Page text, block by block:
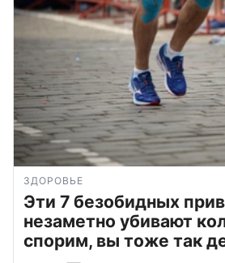
ЗДОРОВЬЕ
Эти 7 безобидных
незаметно убивают
спорим, вы тоже так